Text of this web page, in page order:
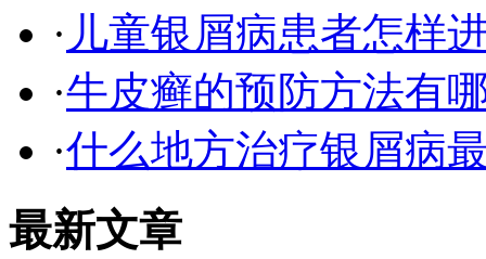
· 儿童银屑病患者怎样
·牛皮癣的预防方法有
·什么地方治疗银屑病
最新文章